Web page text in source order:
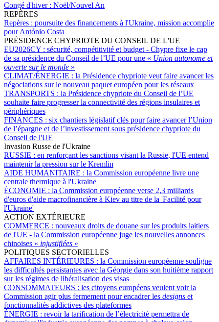
Congé d'hiver : Noël/Nouvel An
REPÈRES
Repères : poursuite des financements à l'Ukraine, mission accomplie
pour António Costa
PRÉSIDENCE CHYPRIOTE DU CONSEIL DE L'UE
EU2026CY : sécurité, compétitivité et budget - Chypre fixe le cap
de sa présidence du Conseil de l’UE pour une « Union autonome et
ouverte sur le monde »
CLIMAT/ÉNERGIE : la Présidence chypriote veut faire avancer les
négociations sur le nouveau paquet européen pour les réseaux
TRANSPORTS : la Présidence chypriote du Conseil de l’UE
souhaite faire progresser la connectivité des régions insulaires et
périphériques
FINANCES : six chantiers législatif clés pour faire avancer l’Union
de l’épargne et de l’investissement sous présidence chypriote du
Conseil de l'UE
Invasion Russe de l'Ukraine
RUSSIE : en renforçant les sanctions visant la Russie, l'UE entend
maintenir la pression sur le Kremlin
AIDE HUMANITAIRE : la Commission européenne livre une
centrale thermique à l'Ukraine
ÉCONOMIE : la Commission européenne verse 2,3 milliards
d'euros d'aide macrofinancière à Kiev au titre de la 'Facilité pour
l'Ukraine'
ACTION EXTÉRIEURE
COMMERCE : nouveaux droits de douane sur les produits laitiers
de l'UE - la Commission européenne juge les nouvelles annonces
chinoises « injustifiées »
POLITIQUES SECTORIELLES
AFFAIRES INTÉRIEURES : la Commission européenne souligne
les difficultés persistantes avec la Géorgie dans son huitième rapport
sur les régimes de libéralisation des visas
CONSOMMATEURS : les citoyens européens veulent voir la
Commission agir plus fermement pour encadrer les designs et
fonctionnalités addictives des plateformes
ÉNERGIE : revoir la tarification de l’électricité permettra de